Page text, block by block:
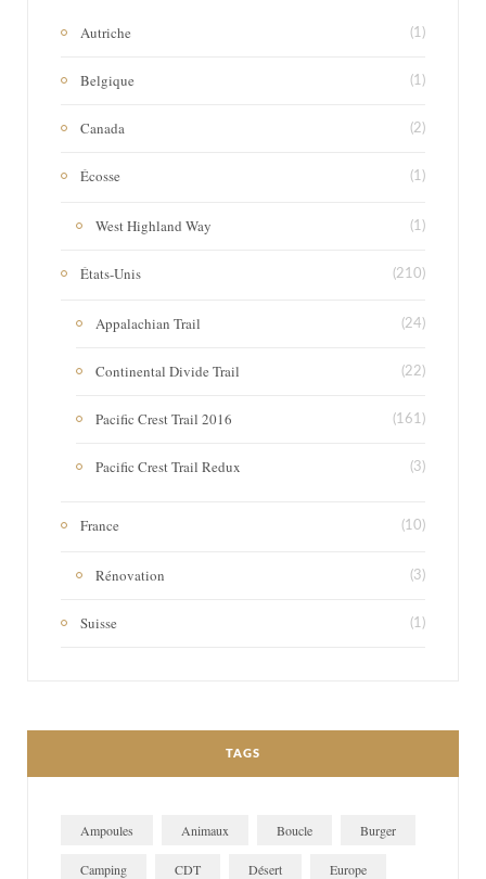
Autriche (1)
Belgique (1)
Canada (2)
Écosse (1)
West Highland Way (1)
États-Unis (210)
Appalachian Trail (24)
Continental Divide Trail (22)
Pacific Crest Trail 2016 (161)
Pacific Crest Trail Redux (3)
France (10)
Rénovation (3)
Suisse (1)
TAGS
Ampoules Animaux Boucle Burger
Camping CDT Désert Europe